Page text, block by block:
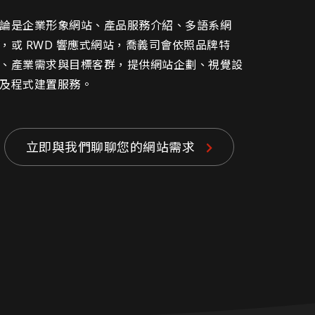
是企業形象網站、產品服務介紹、多語系網
或 RWD 響應式網站，喬義司會依照品牌特
產業需求與目標客群，提供網站企劃、視覺設
程式建置服務。
立即與我們聊聊您的網站需求